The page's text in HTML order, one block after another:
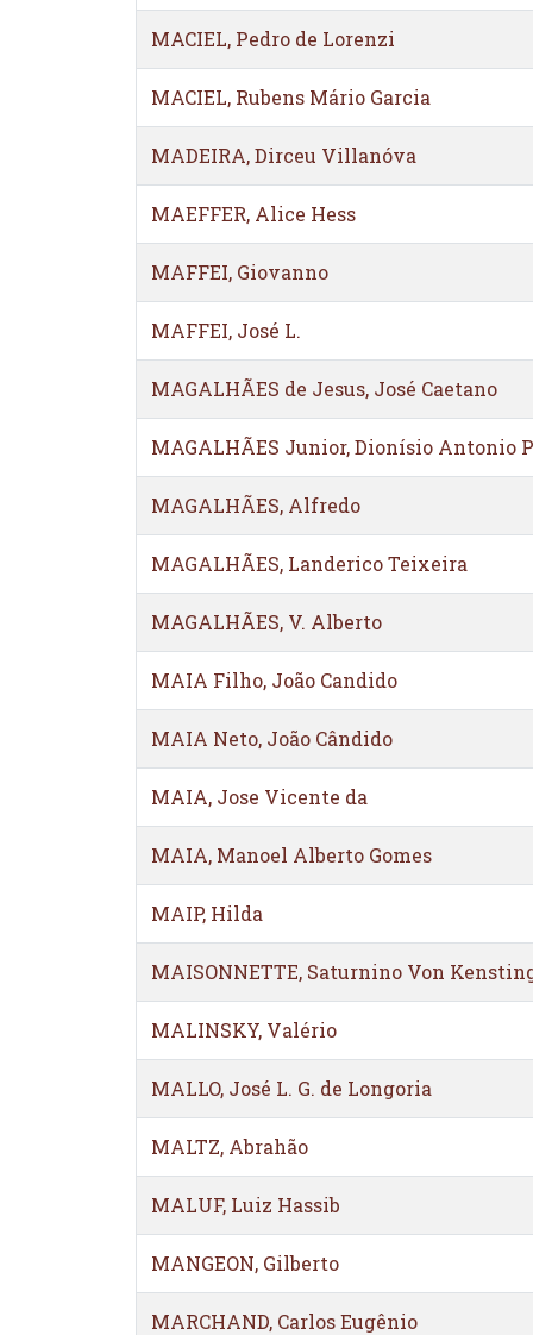
MACIEL, Pedro de Lorenzi
MACIEL, Rubens Mário Garcia
MADEIRA, Dirceu Villanóva
MAEFFER, Alice Hess
MAFFEI, Giovanno
MAFFEI, José L.
MAGALHÃES de Jesus, José Caetano
MAGALHÃES Junior, Dionísio Antonio
MAGALHÃES, Alfredo
MAGALHÃES, Landerico Teixeira
MAGALHÃES, V. Alberto
MAIA Filho, João Candido
MAIA Neto, João Cândido
MAIA, Jose Vicente da
MAIA, Manoel Alberto Gomes
MAIP, Hilda
MAISONNETTE, Saturnino Von
MALINSKY, Valério
MALLO, José L. G. de Longoria
MALTZ, Abrahão
MALUF, Luiz Hassib
MANGEON, Gilberto
MARCHAND, Carlos Eugênio